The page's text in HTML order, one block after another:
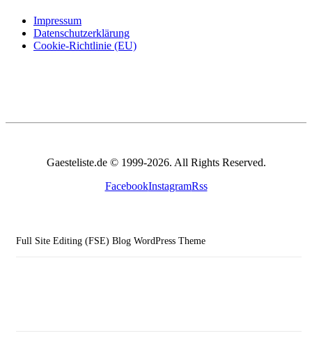
Impressum
Datenschutzerklärung
Cookie-Richtlinie (EU)
Gaesteliste.de © 1999-2026. All Rights Reserved.
FacebookInstagramRss
Full Site Editing (FSE) Blog WordPress Theme